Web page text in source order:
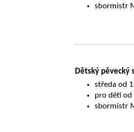
sbormistr
Dětský pěvecký
středa od
pro děti od
sbormistr